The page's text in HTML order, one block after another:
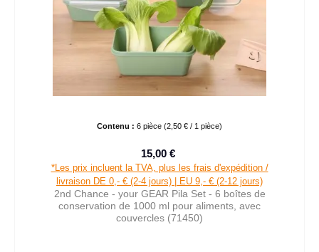
Contenu : 6 pièce (2,50 € / 1 pièce)
Prix de vente :
15,00 €
*Les prix incluent la TVA, plus les frais d'expédition /
livraison DE 0,- € (2-4 jours) | EU 9,- € (2-12 jours)
2nd Chance - your GEAR Pila Set - 6 boîtes de
conservation de 1000 ml pour aliments, avec
couvercles (71450)